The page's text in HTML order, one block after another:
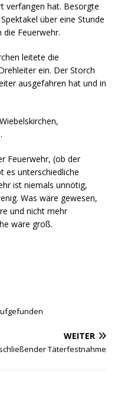
verfangen hat. Besorgte
über eine Stunde
Feuerwehr.
leitete die
ein. Der Storch
ausgefahren hat und in
Feuerwehr, (ob der
es unterschiedliche
ist niemals unnötig,
Was wäre gewesen,
und nicht mehr
wäre groß.
WEITER
Täterfestnahme